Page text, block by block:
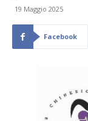
19 Maggio 2025
Facebook